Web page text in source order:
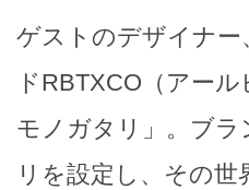
ゲストのデザイナ
ドRBTXCO（アー
モノガタリ」。ブ
リを設定し、その